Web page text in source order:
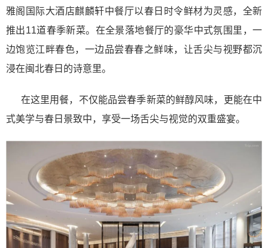
雅阁国际大酒店麒麟轩中餐厅以春日时令鲜材为灵感，全新
推出11道春季新菜。在全景落地餐厅的豪华中式氛围里，一
边饱览江畔春色，一边品尝春春之鲜味，让舌尖与视野都沉
浸在闽北春日的诗意里。
在这里用餐，不仅能品尝春季新菜的鲜醇风味，更能在中
式美学与春日景致中，享受一场舌尖与视觉的双重盛宴。